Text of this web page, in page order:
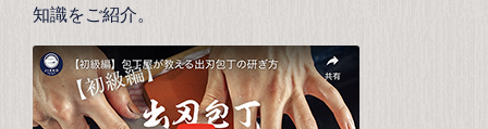
知識をご紹介。